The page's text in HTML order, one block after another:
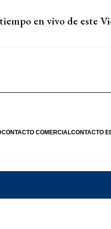
en vivo de este
CONTACTO COMERCIALCONTACTO